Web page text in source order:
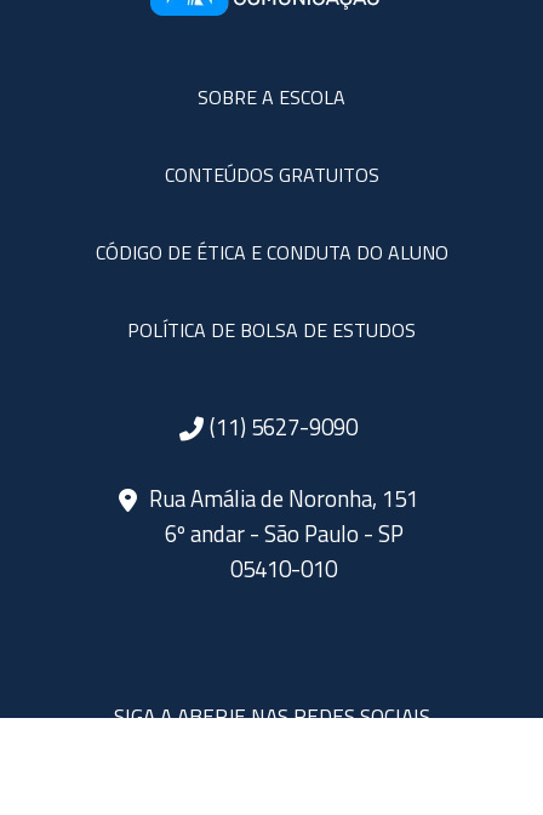
SOBRE A ESCOLA
CONTEÚDOS GRATUITOS
CÓDIGO DE ÉTICA E CONDUTA DO ALUNO
POLÍTICA DE BOLSA DE ESTUDOS
(11) 5627-9090
Rua Amália de Noronha, 151
6º andar - São Paulo - SP
05410-010
SIGA A ABERJE NAS REDES SOCIAIS